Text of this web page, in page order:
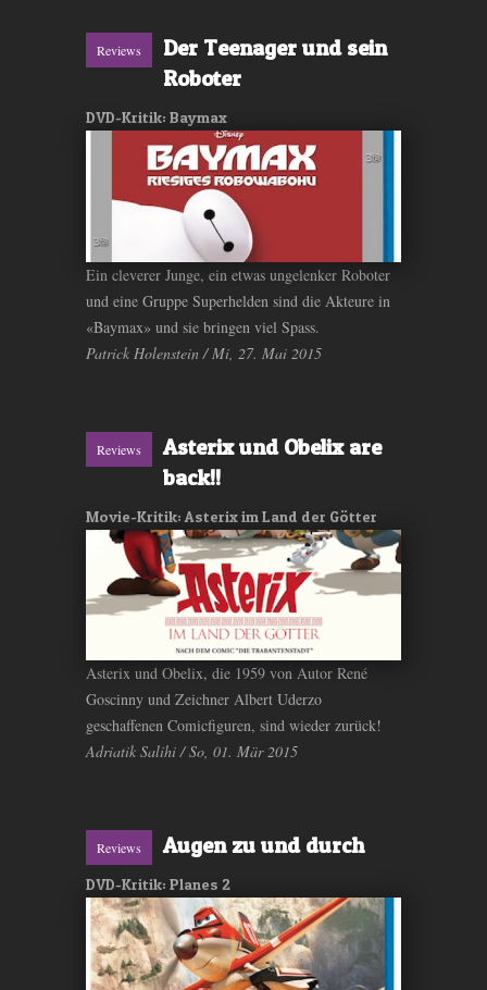
Reviews
Der Teenager und sein
Roboter
DVD-Kritik: Baymax
Ein cleverer Junge, ein etwas ungelenker Roboter
und eine Gruppe Superhelden sind die Akteure in
«Baymax» und sie bringen viel Spass.
Patrick Holenstein / Mi, 27. Mai 2015
Reviews
Asterix und Obelix are
back!!
Movie-Kritik: Asterix im Land der Götter
Asterix und Obelix, die 1959 von Autor René
Goscinny und Zeichner Albert Uderzo
geschaffenen Comicfiguren, sind wieder zurück!
Adriatik Salihi / So, 01. Mär 2015
Reviews Augen zu und durch
DVD-Kritik: Planes 2